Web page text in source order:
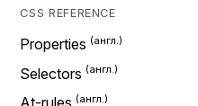
CSS REFERENCE
Properties
Selectors
At-rules